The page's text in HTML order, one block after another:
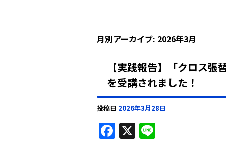
月別アーカイブ: 2026年3月
【実践報告】「クロス
を受講されました！
投稿日 2026年3月28日
F X